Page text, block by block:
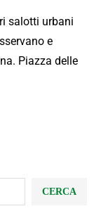
salotti urbani
e
Piazza delle
CERCA